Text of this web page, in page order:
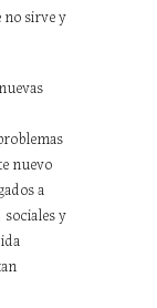
no sirve y
nuevo
a
y